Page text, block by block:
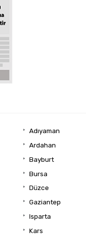
Adıyaman
Ardahan
Bayburt
Bursa
Düzce
Gaziantep
Isparta
Kars